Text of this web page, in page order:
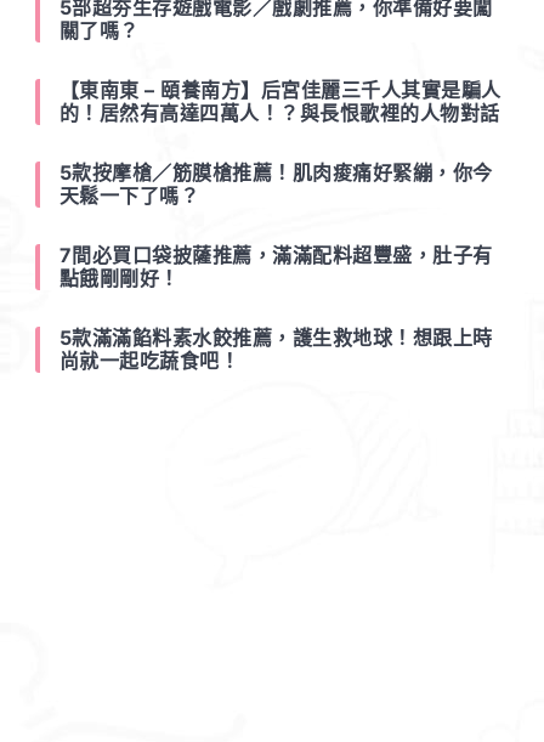
5部超夯生存遊戲電影／戲劇推薦，你準備好要闖
關了嗎？
【東南東 – 頤養南方】后宮佳麗三千人其實是騙人
的！居然有高達四萬人！？與長恨歌裡的人物對話
5款按摩槍／筋膜槍推薦！肌肉痠痛好緊繃，你今
天鬆一下了嗎？
7間必買口袋披薩推薦，滿滿配料超豐盛，肚子有
點餓剛剛好！
5款滿滿餡料素水餃推薦，護生救地球！想跟上時
尚就一起吃蔬食吧！